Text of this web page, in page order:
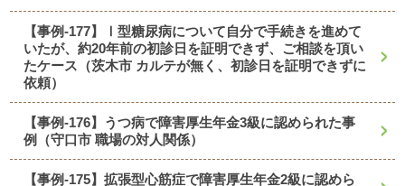
【事例-177】Ⅰ型糖尿病について自分で手続きを進めて
いたが、約20年前の初診日を証明できず、ご相談を頂い
たケース（茨木市 カルテが無く、初診日を証明できずに
依頼）
【事例-176】うつ病で障害厚生年金3級に認められた事
例（守口市 職場の対人関係）
【事例-175】拡張型心筋症で障害厚生年金2級に認めら